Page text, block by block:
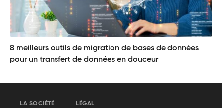
8 meilleurs outils de migration de bases de données
pour un transfert de données en douceur
LA SOCIÉTÉ LÉGAL